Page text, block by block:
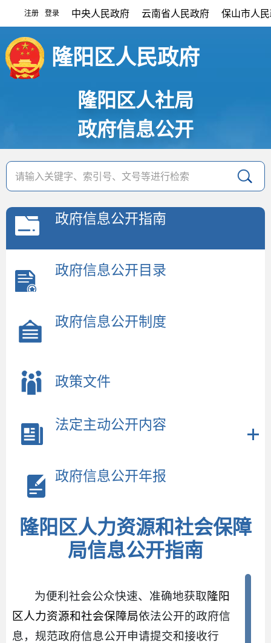
注册 登录 中央人民政府 云南省人民政府 保山市人
隆阳区人民政府
隆阳区人社局
政府信息公开
政府信息公开指南
政府信息公开目录
政府信息公开制度
政策文件
法定主动公开内容
政府信息公开年报
隆阳区人力资源和社会保障
局信息公开指南
为便利社会公众快速、准确地获取隆阳
区人力资源和社会保障局依法公开的政府信
息，规范政府信息公开申请提交和接收行